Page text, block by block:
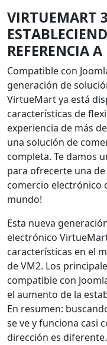
VIRTUEMART
REFERENCIA
Compatible con
generación de
VirtueMart ya está
características de
experiencia de más
una solución de
completa. Te damos
para ofrecerte una
comercio electrónico
mundo!
Esta nueva
electrónico
características en el
de VM2. Los
compatible con
el aumento de la
En resumen:
se ve y funciona casi
dirección es diferente.